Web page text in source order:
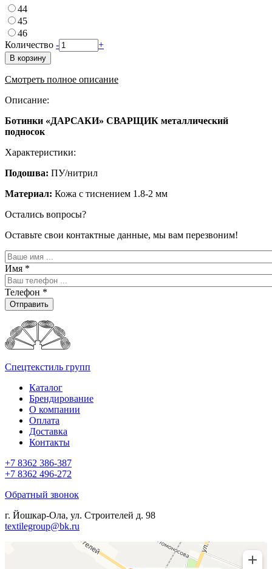
44
45
46
Количество - +
В корзину
Смотреть полное описание
Описание:
Ботинки «ДАРСАКИ» СВАРЩИК металлический
подносок
Характеристики:
Подошва: ПУ/нитрил
Материал: Кожа с тиснением 1.8-2 мм
Остались вопросы?
Оставьте свои контактные данные, мы вам перезвоним!
Имя *
Телефон *
Отправить
Спецтекстиль групп
Каталог
Брендирование
О компании
Оплата
Доставка
Контакты
+7 8362 386-387
+7 8362 496-272
Обратный звонок
г. Йошкар-Ола, ул. Строителей д. 98
textilegroup@bk.ru